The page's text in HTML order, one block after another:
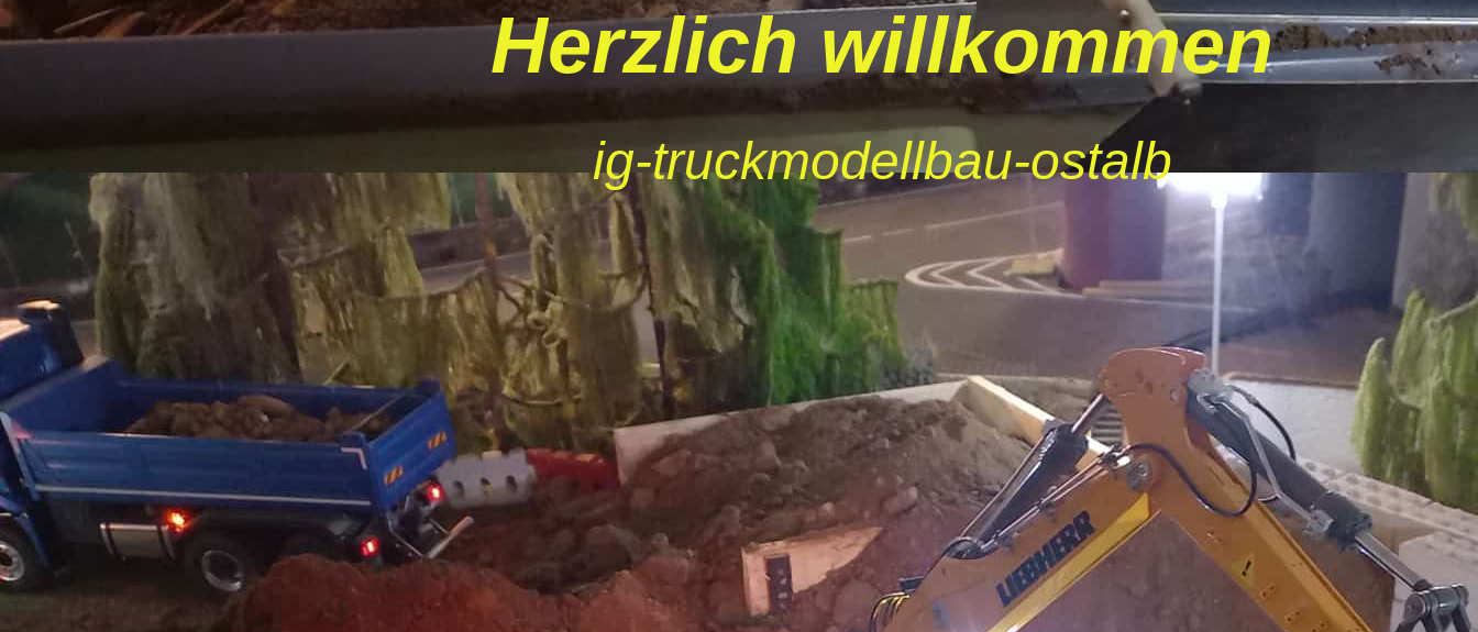
Herzlich willkommen
ig-truckmodellbau-ostalb